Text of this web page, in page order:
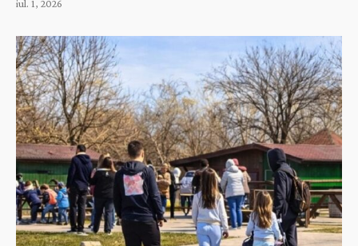
iul. 1, 2026